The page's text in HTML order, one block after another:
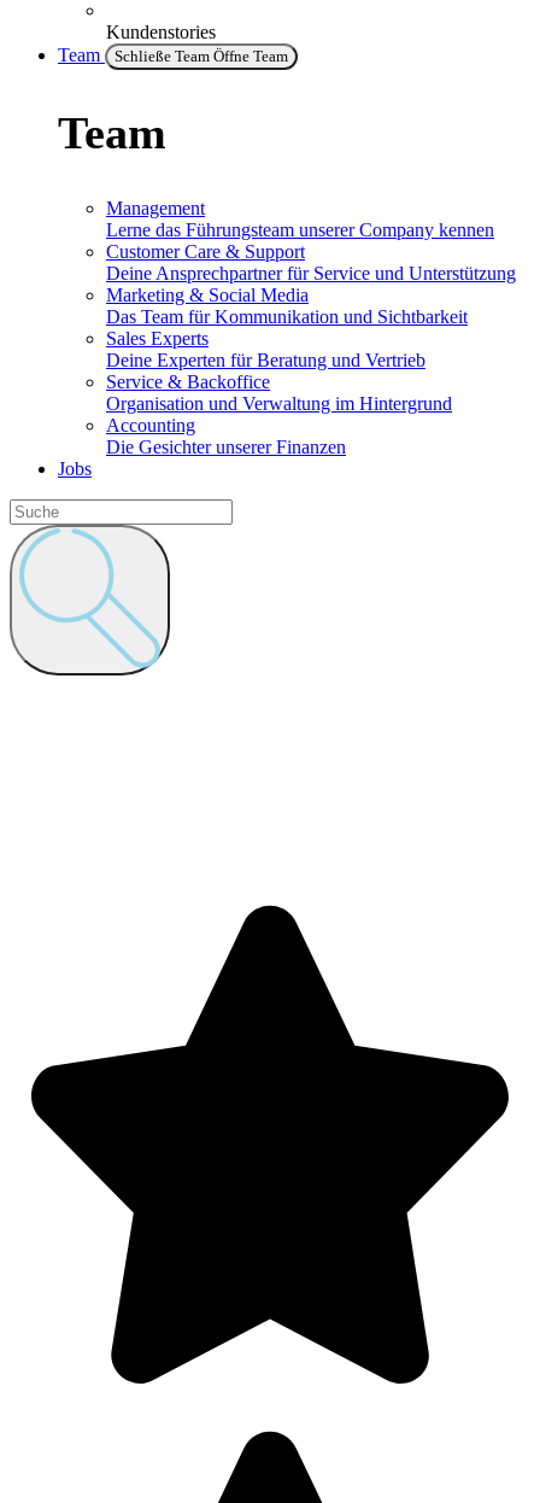
Kundenstories
Team
Schließe Team Öffne Team
Team
Management
Lerne das Führungsteam unserer Company kennen
Customer Care & Support
Deine Ansprechpartner für Service und Unterstützung
Marketing & Social Media
Das Team für Kommunikation und Sichtbarkeit
Sales Experts
Deine Experten für Beratung und Vertrieb
Service & Backoffice
Organisation und Verwaltung im Hintergrund
Accounting
Die Gesichter unserer Finanzen
Jobs